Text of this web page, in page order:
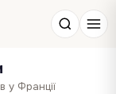
у Франції